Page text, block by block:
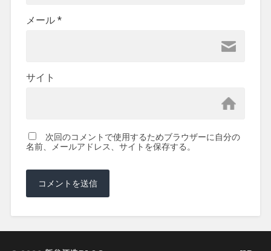
メール *
サイト
次回のコメントで使用するためブラウザーに自分の
名前、メールアドレス、サイトを保存する。